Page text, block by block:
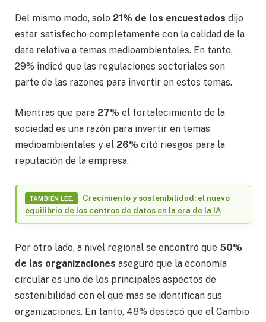
Del mismo modo, solo 21% de los encuestados dijo
estar satisfecho completamente con la calidad de la
data relativa a temas medioambientales. En tanto,
29% indicó que las regulaciones sectoriales son
parte de las razones para invertir en estos temas.
Mientras que para 27% el fortalecimiento de la
sociedad es una razón para invertir en temas
medioambientales y el 26% citó riesgos para la
reputación de la empresa.
TAMBIÉN LEE.
Crecimiento y sostenibilidad: el nuevo
equilibrio de los centros de datos en la era de la IA
Por otro lado, a nivel regional se encontró que 50%
de las organizaciones aseguró que la economía
circular es uno de los principales aspectos de
sostenibilidad con el que más se identifican sus
organizaciones. En tanto, 48% destacó que el Cambio